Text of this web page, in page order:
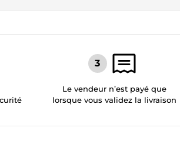
Le vendeur n’est payé que
lorsque vous validez la livraison